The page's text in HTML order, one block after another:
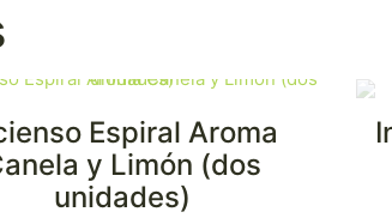
Espiral Aroma
y Limón (dos
unidades)